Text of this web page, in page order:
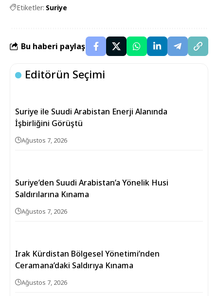
Etiketler: Suriye
Bu haberi paylaş
Editörün Seçimi
Suriye ile Suudi Arabistan Enerji Alanında
İşbirliğini Görüştü
Ağustos 7, 2026
Suriye’den Suudi Arabistan’a Yönelik Husi
Saldırılarına Kınama
Ağustos 7, 2026
Irak Kürdistan Bölgesel Yönetimi’nden
Ceramana’daki Saldırıya Kınama
Ağustos 7, 2026